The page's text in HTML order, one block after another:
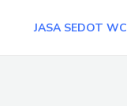
JASA SEDOT WC